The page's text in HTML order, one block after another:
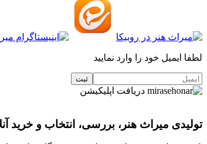
لطفا ایمیل خود را وارد نمایید
دریافت اپلیکیشن
تولیدی میراث هنر، بررسی، انتخاب و خرید